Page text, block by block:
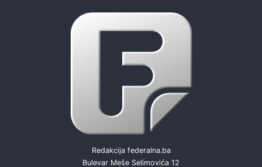
Redakcija federalna.ba
Bulevar Meše Selimovića 12